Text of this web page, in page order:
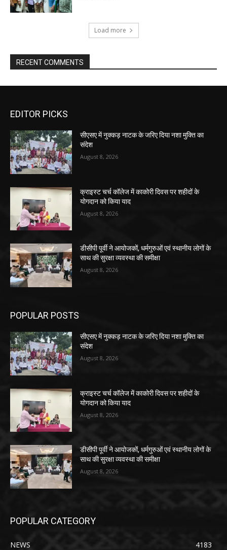
Load more
RECENT COMMENTS
EDITOR PICKS
सीएसए में नुक्कड़ नाटक के जरिए दिया नशा मुक्ति का
संदेश
August 8, 2026
क्राइस्ट चर्च कॉलेज में काकोरी दिवस पर शहीदों के
योगदान को किया याद
August 8, 2026
डीसीपी पूर्वी ने आयोजकों, धर्मगुरुओं एवं स्थानीय लोगों के
साथ की सुरक्षा व्यवस्था की समीक्षा
August 8, 2026
POPULAR POSTS
सीएसए में नुक्कड़ नाटक के जरिए दिया नशा मुक्ति का
संदेश
August 8, 2026
क्राइस्ट चर्च कॉलेज में काकोरी दिवस पर शहीदों के
योगदान को किया याद
August 8, 2026
डीसीपी पूर्वी ने आयोजकों, धर्मगुरुओं एवं स्थानीय लोगों के
साथ की सुरक्षा व्यवस्था की समीक्षा
August 8, 2026
POPULAR CATEGORY
NEWS
4183